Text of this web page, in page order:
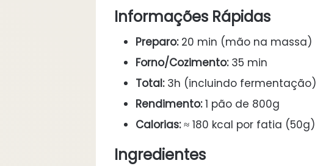
Informações Rápidas
Preparo:20 min (mão na massa)
Forno/Cozimento:35 min
Total:3h (incluindo fermentação)
Rendimento:1 pão de 800g
Calorias:≈ 180 kcal por fatia (50g)
Ingredientes